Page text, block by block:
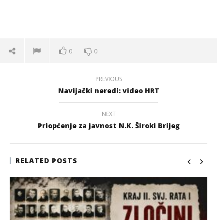
0 0
PREVIOUS
Navijački neredi: video HRT
NEXT
Priopćenje za javnost N.K. Široki Brijeg
RELATED POSTS